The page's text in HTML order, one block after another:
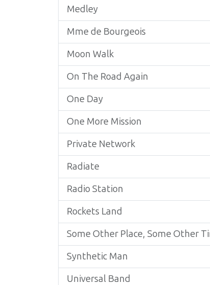
Medley
Mme de Bourgeois
Moon Walk
On The Road Again
One Day
One More Mission
Private Network
Radiate
Radio Station
Rockets Land
Some Other Place, Some Other
Synthetic Man
Universal Band